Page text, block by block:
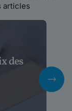
articles
des